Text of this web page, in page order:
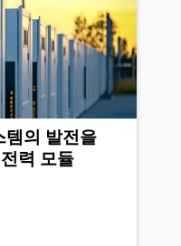
템의 발전을
력 모듈